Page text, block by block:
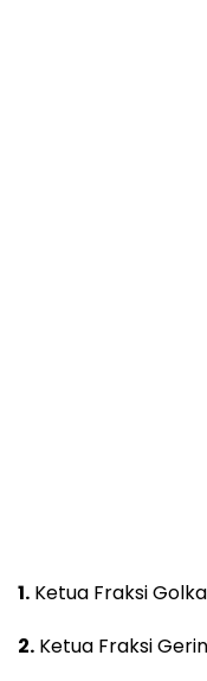
1. Ketua Fraksi
2. Ketua Fraksi